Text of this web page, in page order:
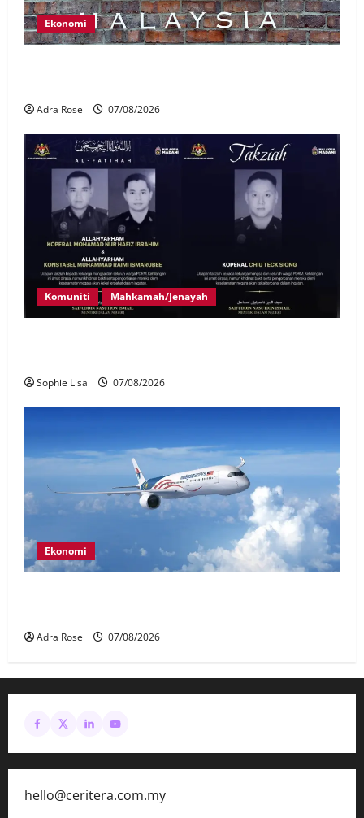
Ekonomi
Adra Rose 07/08/2026
Komuniti Mahkamah/Jenayah
Sophie Lisa 07/08/2026
Ekonomi
Adra Rose 07/08/2026
hello@ceritera.com.my